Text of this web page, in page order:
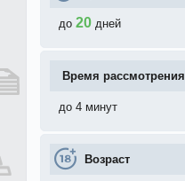
до 20 дней
Время рассмотрения
до 4 минут
Возраст